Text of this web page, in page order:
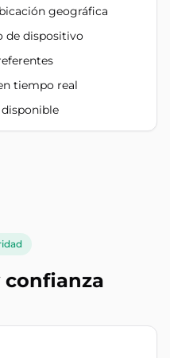
geográfica
de dispositivo
tiempo real
confianza